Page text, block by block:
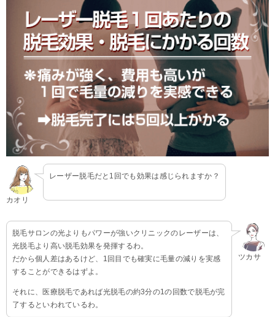
カオリ
レーザー脱毛だと1回でも効果は感じられますか？
ツカサ
脱毛サロンの光よりもパワーが強いクリニックのレーザーは、
光脱毛より高い脱毛効果を発揮するわ。
だから個人差はあるけど、1回目でも確実に毛量の減りを実感
することができるはずよ。
それに、医療脱毛であれば光脱毛の約3分の1の回数で脱毛が完
了するといわれているわ。